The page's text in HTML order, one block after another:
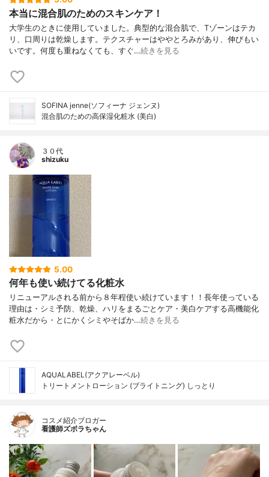
本当に混合肌のためのスキンケア！
大学生のときに使用していました。典型的な混合肌で、Tゾーンはテカ
リ、口周りは乾燥します。テクスチャーはややとろみがあり、伸びもい
いです。何度も重ねなくても、すぐ…続きを見る
SOFINA jenne(ソフィーナ ジェンヌ)
混合肌のための高保湿化粧水 (美白)
３０代
shizuku
5.00
何年も使い続けてる化粧水
リニューアルされる前から８年程使い続けています！！長年使っている
理由は・シミ予防、乾燥、ハリをまるごとケア・美白ケアする高機能化
粧水だから・とにかくシミやそばか…続きを見る
AQUALABEL(アクアレーベル)
トリートメントローション (ブライトニング) しっとり
コスメ紹介ブロガー
看護師ズボラちゃん